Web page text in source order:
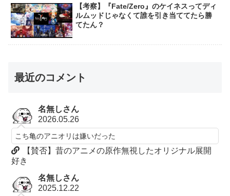
【考察】『Fate/Zero』のケイネスってディ
ルムッドじゃなくて誰を引き当ててたら勝
てたん？
最近のコメント
名無しさん
2026.05.26
こち亀のアニオリは嫌いだった
【賛否】昔のアニメの原作無視したオリジナル展開
好き
名無しさん
2025.12.22